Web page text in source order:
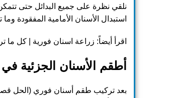
نلقي نظرة على جميع البدائل حتى
استبدال الأسنان الأمامية المفقودة
اقرأ أيضاً: زراعة اسنان فورية | كل ما
أطقم الأسنان الجزئية في
بعد تركيب طقم أسنان فوري (الحل